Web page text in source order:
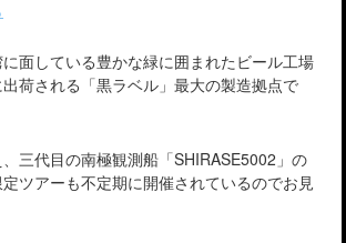
面している豊かな緑に囲まれたビール工場
荷される「黒ラベル」最大の製造拠点で
三代目の南極観測船「SHIRASE5002」の
ツアーも不定期に開催されているのでお見